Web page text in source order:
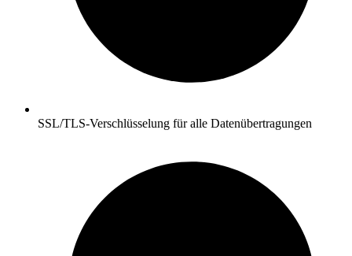
SSL/TLS-Verschlüsselung für alle Datenübertragungen